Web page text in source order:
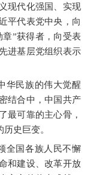
现代化强国、实现
平代表党中央，向
”获得者，向受表
进基层党组织表示
华民族的伟大觉醒
结合中，中国共产
最可靠的主心骨，
史巨变。
全国各族人民不懈
和建设、改革开放